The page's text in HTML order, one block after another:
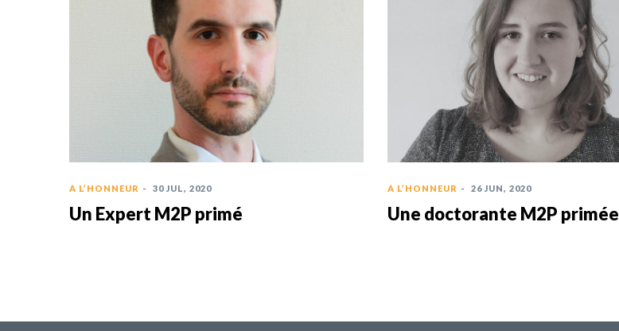
A L’HONNEUR - 30 JUL, 2020
Un Expert M2P primé
A L’HONNEUR - 26 JUN, 2020
Une doctorante M2P primée